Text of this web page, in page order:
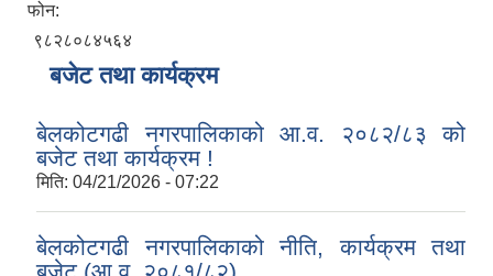
फोन:
९८२८०८४५६४
बजेट तथा कार्यक्रम
बेलकोटगढी नगरपालिकाको आ.व. २०८२/८३ को
बजेट तथा कार्यक्रम !
मिति: 04/21/2026 - 07:22
बेलकोटगढी नगरपालिकाको नीति, कार्यक्रम तथा